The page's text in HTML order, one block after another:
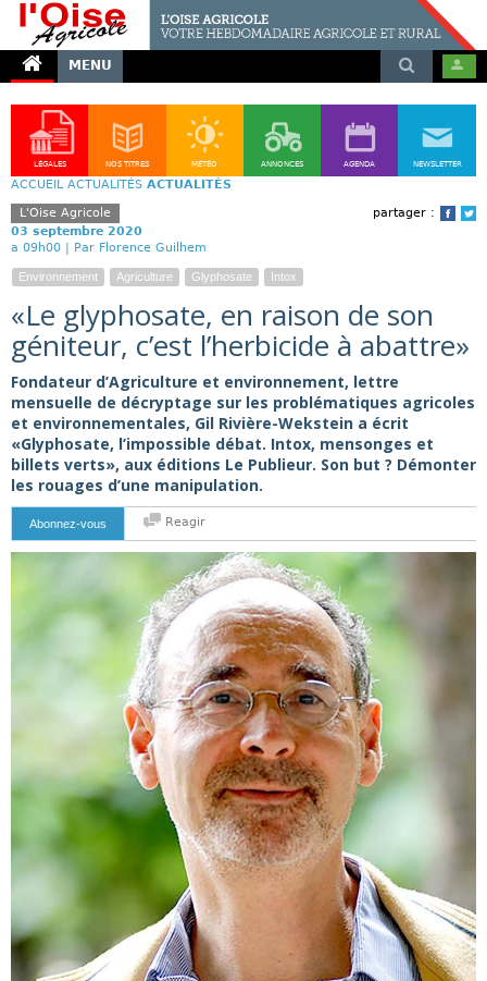
MENU
LÉGALES NOS TITRES MÉTÉO ANNONCES AGENDA NEWSLETTER
ACCUEIL ACTUALITÉS ACTUALITÉS
partager :
L'Oise Agricole
03 septembre 2020
a 09h00 | Par Florence Guilhem
Environnement Agriculture Glyphosate Intox
«Le glyphosate, en raison de son
géniteur, c’est l’herbicide à abattre»
Fondateur d’Agriculture et environnement, lettre
mensuelle de décryptage sur les problématiques agricoles
et environnementales, Gil Rivière-Wekstein a écrit
«Glyphosate, l’impossible débat. Intox, mensonges et
billets verts», aux éditions Le Publieur. Son but ? Démonter
les rouages d’une manipulation.
Abonnez-vous Reagir